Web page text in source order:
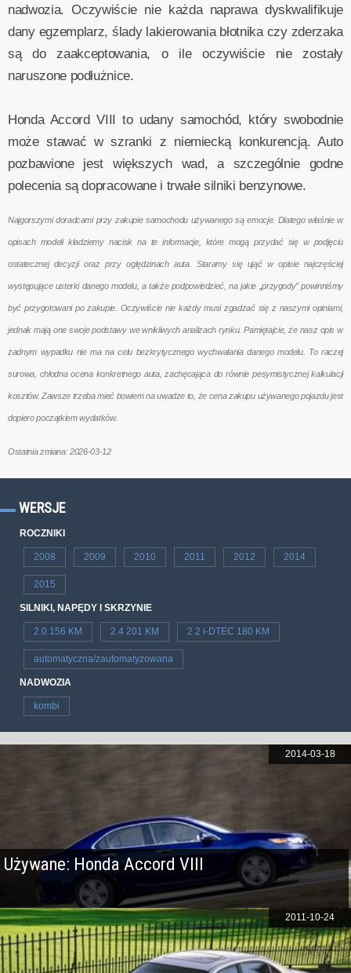
nadwozia. Oczywiście nie każda naprawa dyskwalifikuje
dany egzemplarz, ślady lakierowania błotnika czy zderzaka
są do zaakceptowania, o ile oczywiście nie zostały
naruszone podłużnice.
Honda Accord VIII to udany samochód, który swobodnie
może stawać w szranki z niemiecką konkurencją. Auto
pozbawione jest większych wad, a szczególnie godne
polecenia są dopracowane i trwałe silniki benzynowe.
Najgorszymi doradcami przy zakupie samochodu używanego są emocje. Dlatego właśnie w
opisach modeli kładziemy nacisk na te informacje, które mogą przydać się w podjęciu
ostatecznej decyzji oraz przy oględzinach auta. Staramy się ująć w opisie najczęściej
występujące usterki danego modelu, a także podpowiedzieć, na jakie „przygody” powinniśmy
być przygotowani po zakupie. Oczywiście nie każdy musi zgadzać się z naszymi opiniami,
jednak mają one swoje podstawy we wnikliwych analizach rynku. Pamiętajcie, że nasz opis w
żadnym wypadku nie ma na celu bezkrytycznego wychwalania danego modelu. To raczej
surowa, chłodna ocena konkretnego auta, zachęcająca do równie pesymistycznej kalkulacji
kosztów. Zawsze trzeba mieć bowiem na uwadze to, że cena zakupu używanego pojazdu jest
dopiero początkiem wydatków.
Ostatnia zmiana: 2026-03-12
WERSJE
ROCZNIKI
2008 2009 2010 2011 2012 2014
2015
SILNIKI, NAPĘDY I SKRZYNIE
2.0 156 KM 2.4 201 KM 2.2 i-DTEC 180 KM
automatyczna/zautomatyzowana
NADWOZIA
kombi
Używane: Honda Accord VIII
2014-03-18
2011-10-24